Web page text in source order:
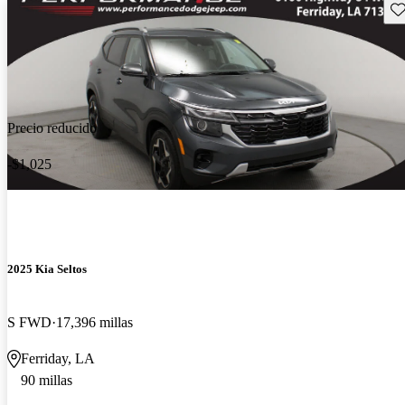
Precio reducido
-$1,025
2025 Kia Seltos
S FWD 17,396 millas
Ferriday, LA
90 millas